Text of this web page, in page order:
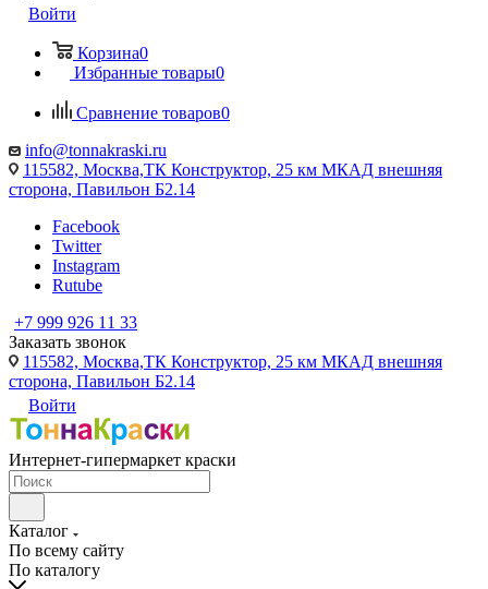
Войти
Корзина0
Избранные товары0
Сравнение товаров0
info@tonnakraski.ru
115582, Москва,ТК Конструктор, 25 км МКАД внешняя
сторона, Павильон Б2.14
Facebook
Twitter
Instagram
Rutube
+7 999 926 11 33
Заказать звонок
115582, Москва,ТК Конструктор, 25 км МКАД внешняя
сторона, Павильон Б2.14
Войти
Интернет-гипермаркет краски
Каталог
По всему сайту
По каталогу